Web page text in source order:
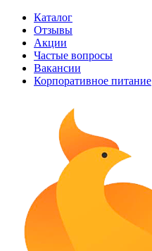
Каталог
Отзывы
Акции
Частые вопросы
Вакансии
Корпоративное питание